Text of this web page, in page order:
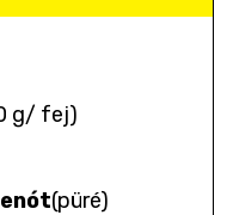
g/ fej)
(püré)